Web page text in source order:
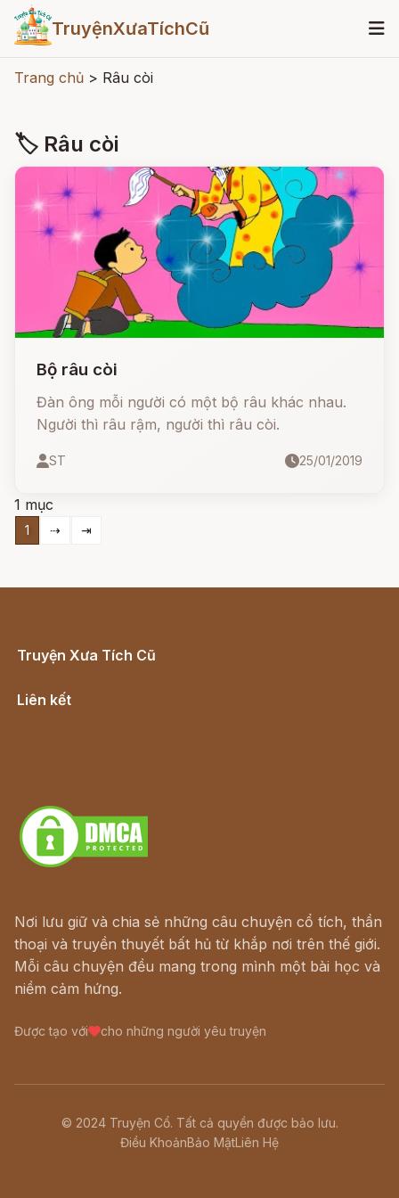
TruyệnXưaTíchCũ
Trang chủ > Râu còi
🏷 Râu còi
Bộ râu còi
Đàn ông mỗi người có một bộ râu khác nhau.
Người thì râu rậm, người thì râu còi.
ST 25/01/2019
1 mục
1 ⇢ ⇥
Truyện Xưa Tích Cũ
Liên kết
Nơi lưu giữ và chia sẻ những câu chuyện cổ tích, thần
thoại và truyền thuyết bất hủ từ khắp nơi trên thế giới.
Mỗi câu chuyện đều mang trong mình một bài học và
niềm cảm hứng.
Được tạo với cho những người yêu truyện
© 2024 Truyện Cổ. Tất cả quyền được bảo lưu.
Điều KhoảnBảo MậtLiên Hệ